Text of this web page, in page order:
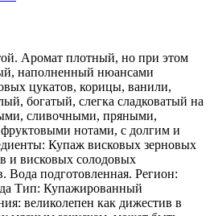
Аромат плотный, но при этом
наполненный нюансами
цукатов, корицы, ванили,
богатый, слегка сладковатый на
сливочными, пряными,
нотами, с долгим и
Купаж висковых зерновых
и висковых солодовых
Вода подготовленная. Регион:
Тип: Купажированный
великолепен как дижестив в